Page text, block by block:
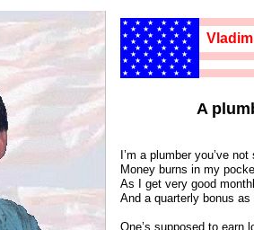
★★★★★★
★★★★★
★★★★★★
★★★★★
★★★★★★
★★★★★
★★★★★★
★★★★★
★★★★★★